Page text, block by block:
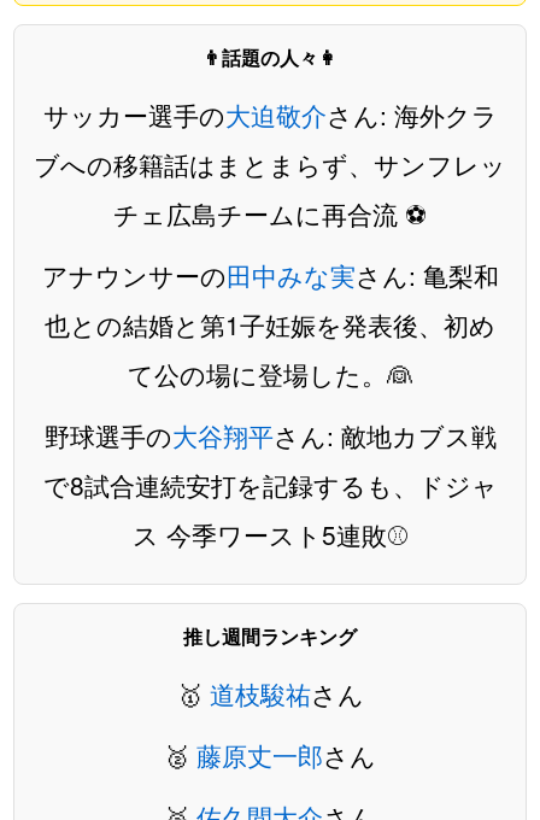
👨話題の人々👩
サッカー選手の大迫敬介さん: 海外クラ
ブへの移籍話はまとまらず、サンフレッ
チェ広島チームに再合流 ⚽️
アナウンサーの田中みな実さん: 亀梨和
也との結婚と第1子妊娠を発表後、初め
て公の場に登場した。👰
野球選手の大谷翔平さん: 敵地カブス戦
で8試合連続安打を記録するも、ドジャ
ス 今季ワースト5連敗⚾️
推し週間ランキング
🥇 道枝駿祐さん
🥈 藤原丈一郎さん